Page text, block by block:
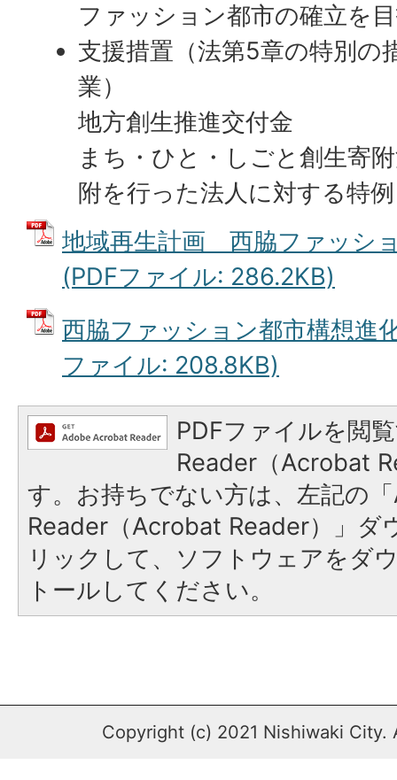
ファッション都市の確立を
支援措置（法第5章の特別の
業）
地方創生推進交付金
まち・ひと・しごと創生寄
附を行った法人に対する特例
地域再生計画 西脇ファッシ
(PDFファイル: 286.2KB)
西脇ファッション都市構想
ファイル: 208.8KB)
PDFファイルを閲
Reader（Acrobat
す。お持ちでない方は、左記の
Reader（Acrobat Reader）」ダ
リックして、ソフトウェアをダ
トールしてください。
Copyright (c) 2021 Nishiwaki City.